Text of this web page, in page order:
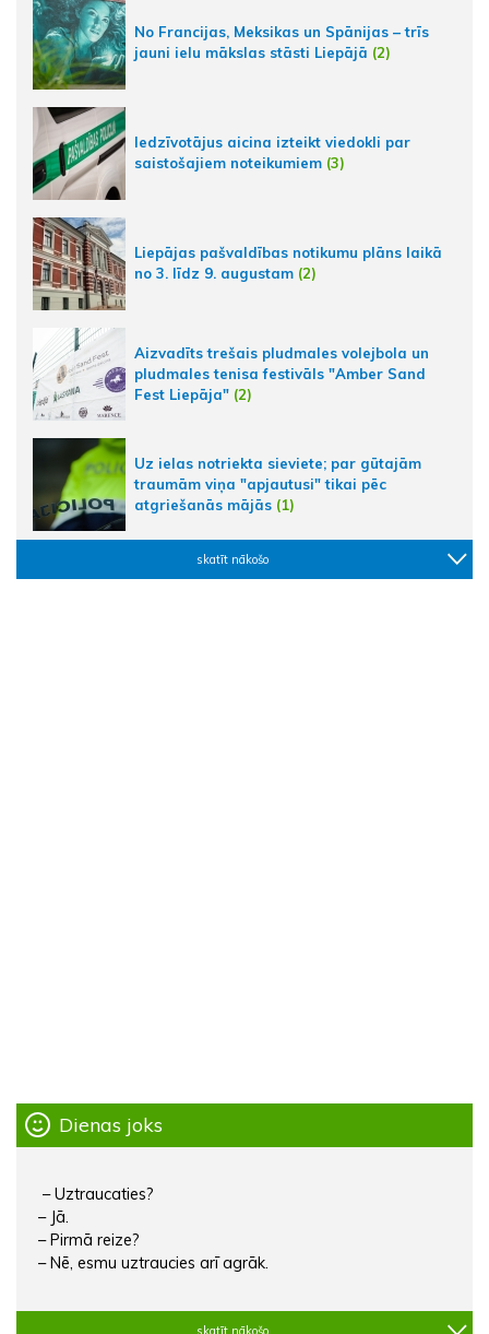
No Francijas, Meksikas un Spānijas – trīs
jauni ielu mākslas stāsti Liepājā (2)
Iedzīvotājus aicina izteikt viedokli par
saistošajiem noteikumiem (3)
Liepājas pašvaldības notikumu plāns laikā
no 3. līdz 9. augustam (2)
Aizvadīts trešais pludmales volejbola un
pludmales tenisa festivāls "Amber Sand
Fest Liepāja" (2)
Uz ielas notriekta sieviete; par gūtajām
traumām viņa "apjautusi" tikai pēc
atgriešanās mājās (1)
skatīt nākošo
Dienas joks
– Uztraucaties?
– Jā.
– Pirmā reize?
– Nē, esmu uztraucies arī agrāk.
skatīt nākošo